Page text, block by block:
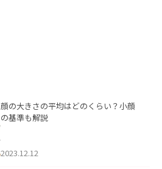
顔の大きさの平均はどのくらい？小顔
の基準も解説
2023.12.12